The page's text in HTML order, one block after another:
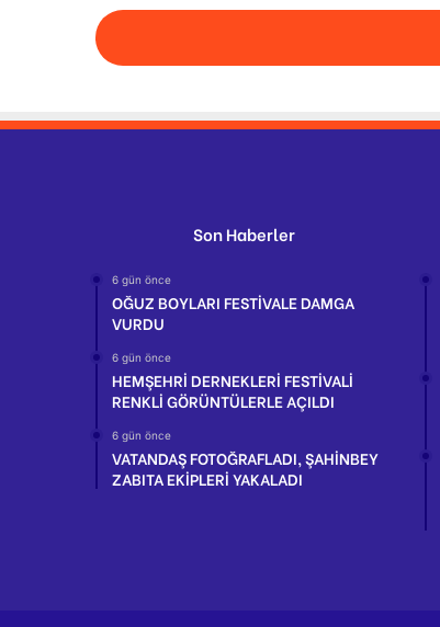
Son Haberler
6 gün önce
OĞUZ BOYLARI FESTİVALE DAMGA
VURDU
6 gün önce
HEMŞEHRİ DERNEKLERİ FESTİVALİ
RENKLİ GÖRÜNTÜLERLE AÇILDI
6 gün önce
VATANDAŞ FOTOĞRAFLADI, ŞAHİNBEY
ZABITA EKİPLERİ YAKALADI